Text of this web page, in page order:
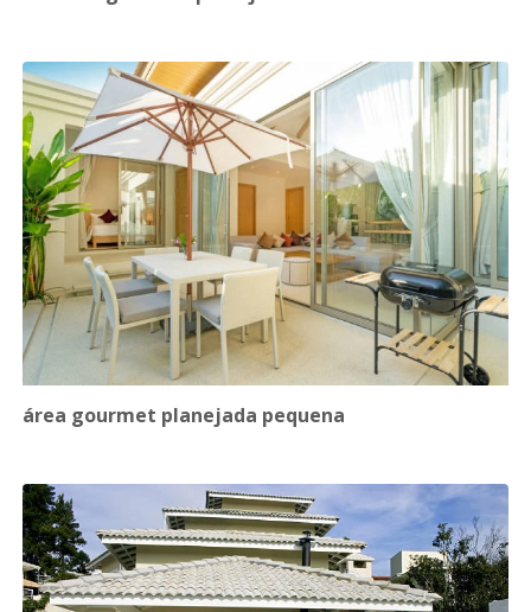
área gourmet planejada pequena